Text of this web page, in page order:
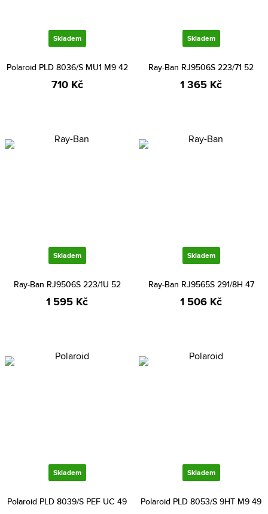
Skladem
Polaroid PLD 8036/S MU1 M9 42
710 Kč
Skladem
Ray-Ban RJ9506S 223/71 52
1 365 Kč
Skladem
Ray-Ban RJ9506S 223/1U 52
1 595 Kč
Skladem
Ray-Ban RJ9565S 291/8H 47
1 506 Kč
Skladem
Polaroid PLD 8039/S PEF UC 49
Skladem
Polaroid PLD 8053/S 9HT M9 49